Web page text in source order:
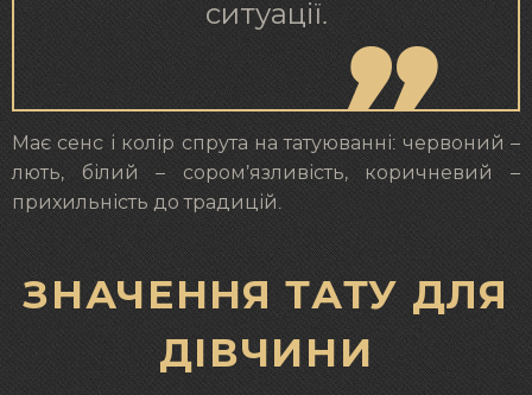
ситуації.
Має сенс і колір спрута на татуюванні: червоний –
лють, білий – сором’язливість, коричневий –
прихильність до традицій.
ЗНАЧЕННЯ ТАТУ ДЛЯ
ДІВЧИНИ